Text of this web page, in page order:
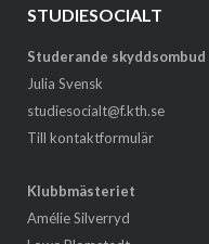
STUDIESOCIALT
Studerande skyddsombud
Julia Svensk
studiesocialt@f.kth.se
Till kontaktformulär
Klubbmästeriet
Amélie Silverryd